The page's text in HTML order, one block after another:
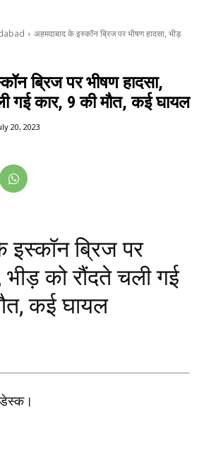
अहमदाबाद के इस्कॉन ब्रिज पर भीषण हादसा, भीड़
ब्रिज पर भीषण हादसा,
गई कार, 9 की मौत, कई घायल
20, 2023
इस्कॉन ब्रिज पर
भीड़ को रौंदते चली गई
कई घायल
डेस्क।